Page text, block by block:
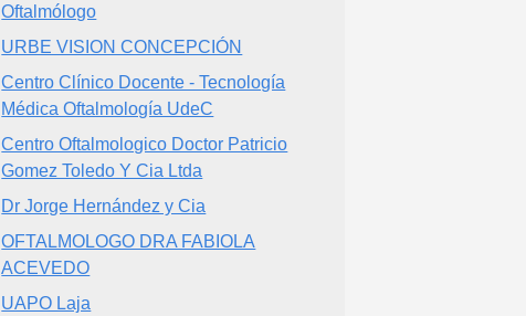
Oftalmólogo
URBE VISION CONCEPCIÓN
Centro Clínico Docente - Tecnología
Médica Oftalmología UdeC
Centro Oftalmologico Doctor Patricio
Gomez Toledo Y Cia Ltda
Dr Jorge Hernández y Cia
OFTALMOLOGO DRA FABIOLA
ACEVEDO
UAPO Laja